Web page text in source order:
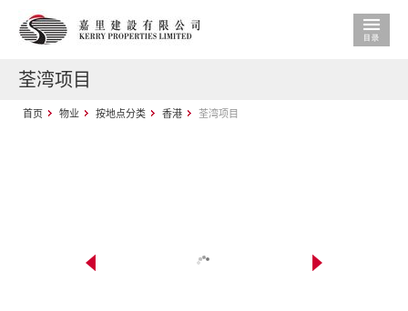
荃湾项目
首页 物业 按地点分类 香港 荃湾项目